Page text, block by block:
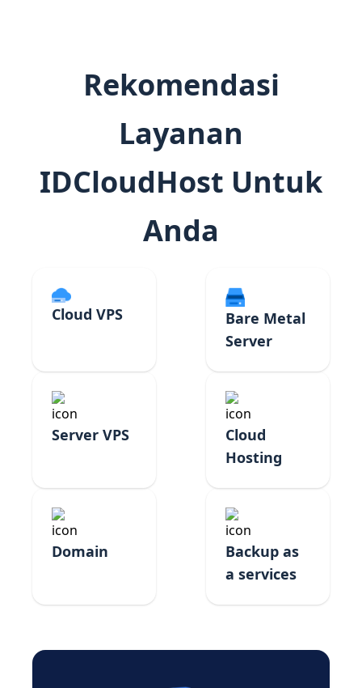
Rekomendasi
Layanan
IDCloudHost Untuk
Anda
Cloud VPS
Bare Metal
Server
Server VPS
Cloud
Hosting
Domain
Backup as
a services